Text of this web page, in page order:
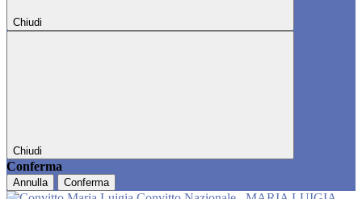
Chiudi
Chiudi
Conferma
Annulla Conferma